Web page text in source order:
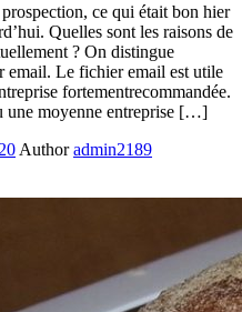
ce qui était bon hier
Quelles sont les raisons de
? On distingue
email. Le fichier email est utile
fortementrecommandée.
une moyenne entreprise […]
Author admin2189